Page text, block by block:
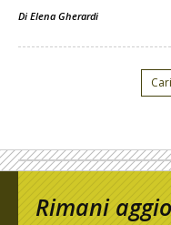
Di Elena Gherardi
Rimani